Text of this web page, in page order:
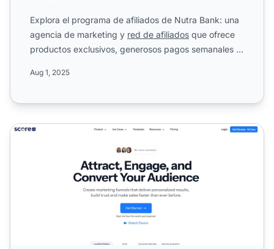
Explora el programa de afiliados de Nutra Bank: una
agencia de marketing y red de afiliados que ofrece
productos exclusivos, generosos pagos semanales y
Aug 1, 2025
Programa de Afiliados de ScoreApp